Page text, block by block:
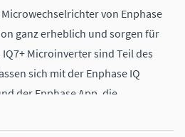
von Enphase
ganz erheblich und sorgen für
Microinverter sind Teil des
sich mit der Enphase IQ
der Enphase App, die
übernimmt, integrieren.